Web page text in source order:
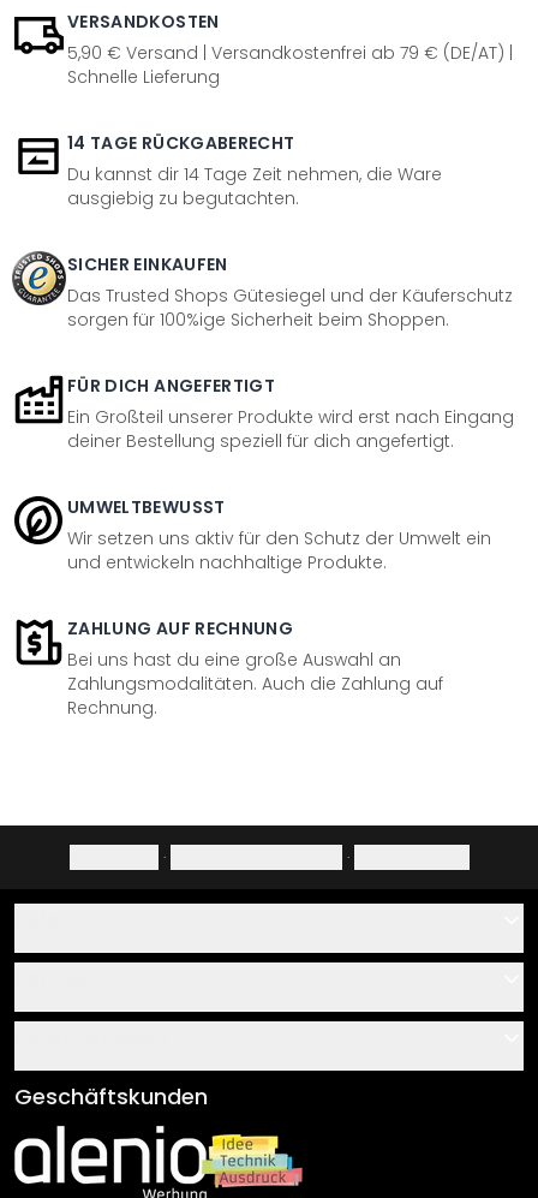
VERSANDKOSTEN
5,90 € Versand | Versandkostenfrei ab 79 € (DE/AT) |
Schnelle Lieferung
14 TAGE RÜCKGABERECHT
Du kannst dir 14 Tage Zeit nehmen, die Ware
ausgiebig zu begutachten.
SICHER EINKAUFEN
Das Trusted Shops Gütesiegel und der Käuferschutz
sorgen für 100%ige Sicherheit beim Shoppen.
FÜR DICH ANGEFERTIGT
Ein Großteil unserer Produkte wird erst nach Eingang
deiner Bestellung speziell für dich angefertigt.
UMWELTBEWUSST
Wir setzen uns aktiv für den Schutz der Umwelt ein
und entwickeln nachhaltige Produkte.
ZAHLUNG AUF RECHNUNG
Bei uns hast du eine große Auswahl an
Zahlungsmodalitäten. Auch die Zahlung auf
Rechnung.
· ·
Über uns
Klebe- und Montageanleitungen
Newsletter An-/Abmeldung
AGB
Impressum
Versand & Zahlung
Geschäftskunden